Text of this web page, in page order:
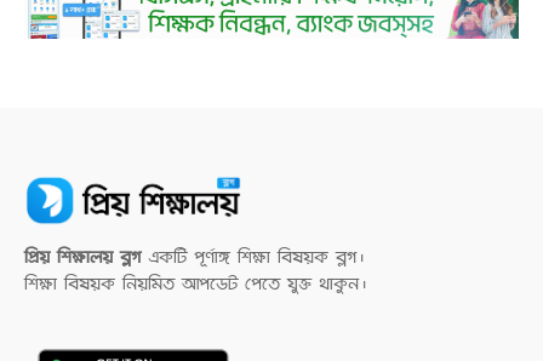
প্রিয় শিক্ষালয় ব্লগএকটি পূর্ণাঙ্গ শিক্ষা বিষয়ক ব্লগ।
শিক্ষা বিষয়ক নিয়মিত আপডেট পেতে যুক্ত থাকুন।